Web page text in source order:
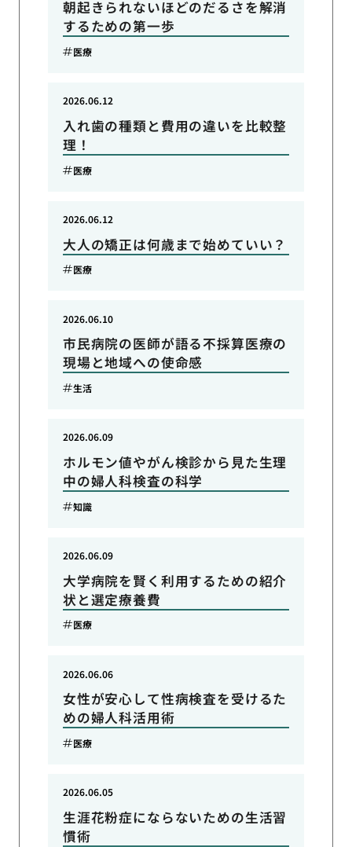
朝起きられないほどのだるさを解消
するための第一歩
医療
入れ歯の種類と費用の違いを比較整
理！
2026.06.12
医療
大人の矯正は何歳まで始めていい？
2026.06.12
医療
市民病院の医師が語る不採算医療の
現場と地域への使命感
2026.06.10
生活
ホルモン値やがん検診から見た生理
中の婦人科検査の科学
2026.06.09
知識
大学病院を賢く利用するための紹介
状と選定療養費
2026.06.09
医療
女性が安心して性病検査を受けるた
めの婦人科活用術
2026.06.06
医療
生涯花粉症にならないための生活習
慣術
2026.06.05